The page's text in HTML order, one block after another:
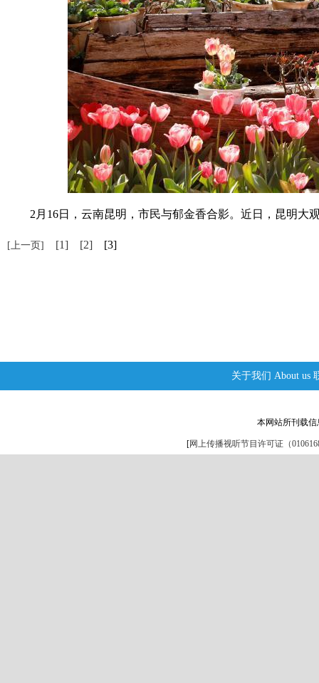
2月16日，云南昆明，市民与郁金香合影。近日，昆明大观
[上一页] [1] [2] [3]
关于我们 About us
本网站所刊载
[网上传播视听节目许可证（